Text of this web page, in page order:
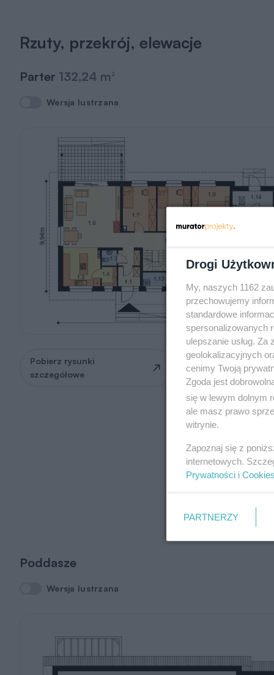
Rzuty, przekrój, elewacje
Parter 132,24 m 2
Wersja lustrzana
Wersja lustrzana
Pobierz rysunki
szczegółowe
Zapytaj o możliwość
zmian
Poddasze
Wersja lustrzana
Wersja lustrzana
Drogi
My, naszych 1162
przechowujemy
standardowe
spersonalizowanych
ulepszanie usług.
geolokalizacyjnych
cenimy Twoją
Zgoda jest
się w lewym dolnym
ale masz prawo
witrynie.
Zapoznaj się z
internetowych.
Prywatności i Cookies
PARTNERZY